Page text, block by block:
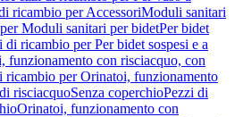
ricambio per AccessoriModuli sanitari
Moduli sanitari per bidetPer bidet
di ricambio per Per bidet sospesi e a
funzionamento con risciacquo, con
ricambio per Orinatoi, funzionamento
risciacquoSenza coperchioPezzi di
Orinatoi, funzionamento con